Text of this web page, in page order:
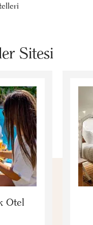
Sitesi
Otel